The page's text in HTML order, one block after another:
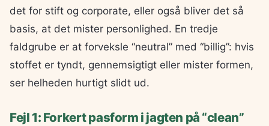
det for stift og corporate, eller også bliver det så
basis, at det mister personlighed. En tredje
faldgrube er at forveksle “neutral” med “billig”: hvis
stoffet er tyndt, gennemsigtigt eller mister formen,
ser helheden hurtigt slidt ud.
Fejl 1: Forkert pasform i jagten på “clean”